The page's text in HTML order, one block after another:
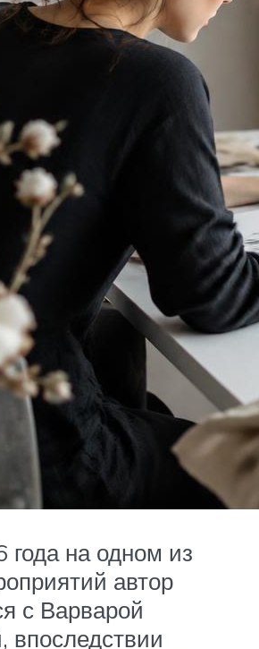
года на одном из
автор
с Варварой
впоследствии